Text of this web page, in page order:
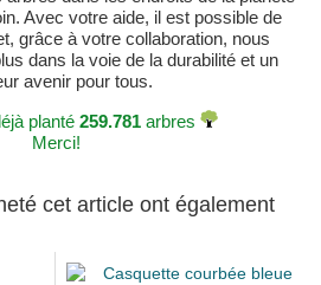
Avec votre aide, il est possible de
grâce à votre collaboration, nous
dans la voie de la durabilité et un
avenir pour tous.
planté 259.781 arbres
Merci!
cet article ont également